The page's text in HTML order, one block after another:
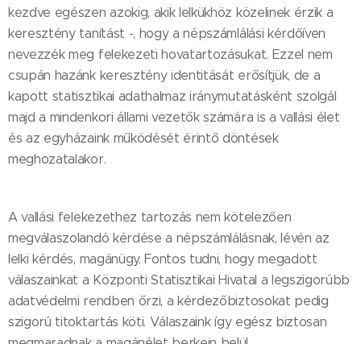
kezdve egészen azokig, akik lelkükhöz közelinek érzik a
keresztény tanítást -, hogy a népszámlálási kérdőíven
nevezzék meg felekezeti hovatartozásukat. Ezzel nem
csupán hazánk keresztény identitását erősítjük, de a
kapott statisztikai adathalmaz iránymutatásként szolgál
majd a mindenkori állami vezetők számára is a vallási élet
és az egyházaink működését érintő döntések
meghozatalakor.
A vallási felekezethez tartozás nem kötelezően
megválaszolandó kérdése a népszámlálásnak, lévén az
lelki kérdés, magánügy. Fontos tudni, hogy megadott
válaszainkat a Központi Statisztikai Hivatal a legszigorúbb
adatvédelmi rendben őrzi, a kérdezőbiztosokat pedig
szigorú titoktartás köti. Válaszaink így egész biztosan